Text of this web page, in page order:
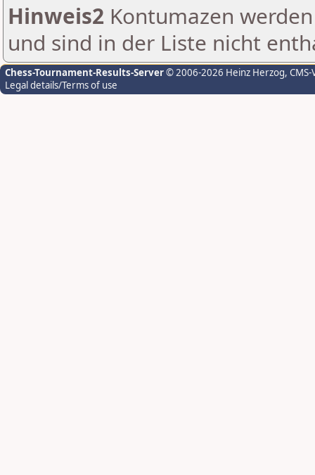
Hinweis2 Kontumazen
und sind in der Liste nicht
Chess-Tournament-Results-Server© 2006-2026 Heinz Herzog,
Legal details/Terms of use